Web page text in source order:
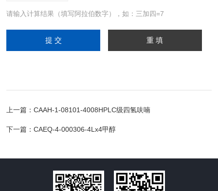
请输入计算结果（填写阿拉伯数字），如：三加四=7
上一篇：CAAH-1-08101-4008HPLC级四氢呋喃
下一篇：CAEQ-4-000306-4Lx4甲醇